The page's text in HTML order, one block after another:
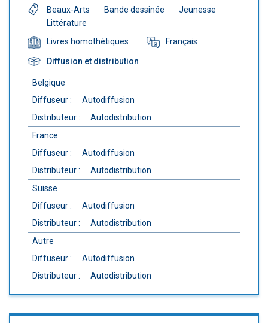
Beaux-Arts Bande dessinée
Jeunesse
Littérature
Livres homothétiques
Français
Diffusion et distribution
Belgique
Diffuseur :
Autodiffusion
Distributeur :
Autodistribution
France
Diffuseur :
Autodiffusion
Distributeur :
Autodistribution
Suisse
Diffuseur :
Autodiffusion
Distributeur :
Autodistribution
Autre
Diffuseur :
Autodiffusion
Distributeur :
Autodistribution